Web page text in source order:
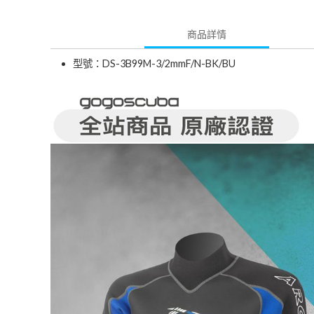
商品詳情
型號：DS-3B99M-3/2mmF/N-BK/BU